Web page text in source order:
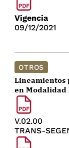
Vigencia
09/12/2021
OTROS
Lineamientos
en Modalidad
V.02.00
TRANS-